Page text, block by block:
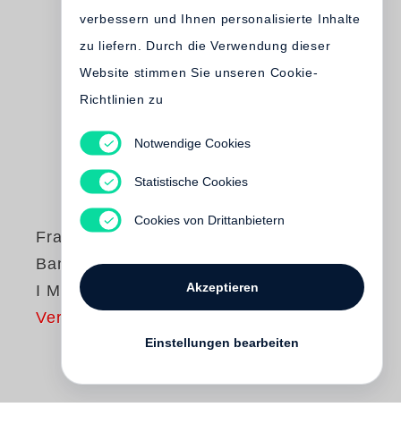
Francois-Marie
Banier
I Missed You
Vergriffen
verbessern und Ihnen personalisierte Inhalte
zu liefern. Durch die Verwendung dieser
Website stimmen Sie unseren Cookie-
Richtlinien zu
Notwendige Cookies
Statistische Cookies
Cookies von Drittanbietern
Akzeptieren
Einstellungen bearbeiten